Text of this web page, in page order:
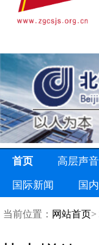
首页 高层声音
国际新闻 国
当前位置： 网站首页>